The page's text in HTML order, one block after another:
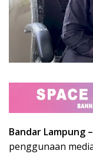
Bandar Lampung –
penggunaan